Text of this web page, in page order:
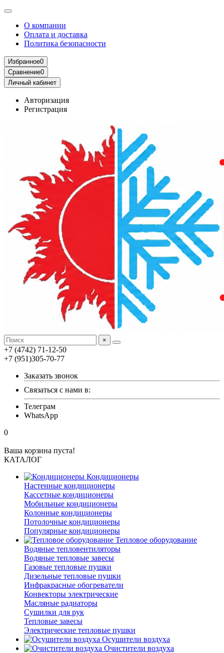
О компании
Оплата и доставка
Политика безопасности
Избранное0
Сравнение0
Личный кабинет
Авторизация
Регистрация
×
+7 (4742) 71-12-50
+7 (951)305-70-77
Заказать звонок
Связаться с нами в:
Телеграм
WhatsApp
0
Ваша корзина пуста!
КАТАЛОГ
Кондиционеры
Настенные кондиционеры
Кассетные кондиционеры
Мобильные кондиционеры
Колонные кондиционеры
Потолочные кондиционеры
Популярные кондиционеры
Тепловое оборудование
Водяные тепловентиляторы
Водяные тепловые завесы
Газовые тепловые пушки
Дизельные тепловые пушки
Инфракрасные обогреватели
Конвекторы электрические
Масляные радиаторы
Сушилки для рук
Тепловые завесы
Электрические тепловые пушки
Осушители воздуха
Очистители воздуха